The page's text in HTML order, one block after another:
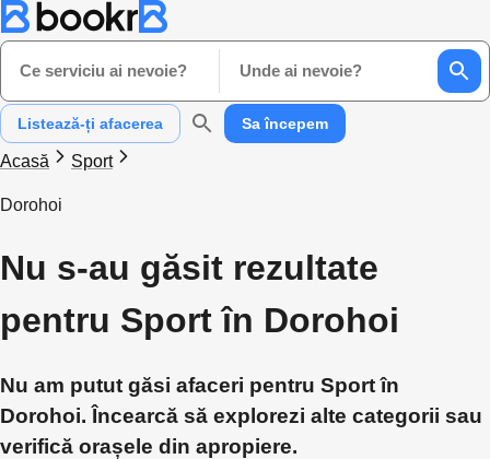
Ce serviciu ai nevoie? Unde ai nevoie?
Listează-ți afacerea Sa începem
Acasă Sport
Dorohoi
Nu s-au găsit rezultate
pentru Sport în Dorohoi
Nu am putut găsi afaceri pentru Sport în
Dorohoi. Încearcă să explorezi alte categorii sau
verifică orașele din apropiere.